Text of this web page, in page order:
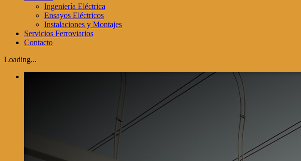
Ingeniería Eléctrica
Ensayos Eléctricos
Instalaciones y Montajes
Servicios Ferroviarios
Contacto
Loading...